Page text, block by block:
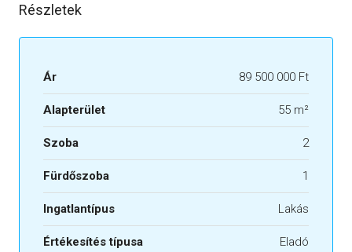
Részletek
Ár 89 500 000 Ft
Alapterület 55 m²
Szoba 2
Fürdőszoba 1
Ingatlantípus Lakás
Értékesítés típusa Eladó